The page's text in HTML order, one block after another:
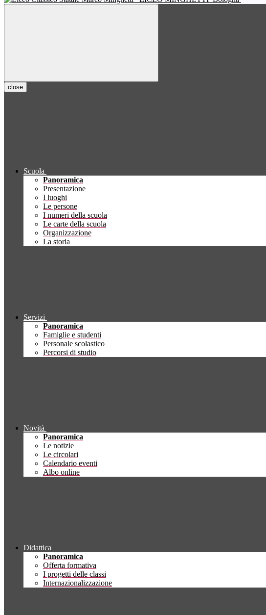
close
Scuola
Panoramica
Presentazione
I luoghi
Le persone
I numeri della scuola
Le carte della scuola
Organizzazione
La storia
Servizi
Panoramica
Famiglie e studenti
Personale scolastico
Percorsi di studio
Novità
Panoramica
Le notizie
Le circolari
Calendario eventi
Albo online
Didattica
Panoramica
Offerta formativa
I progetti delle classi
Internazionalizzazione